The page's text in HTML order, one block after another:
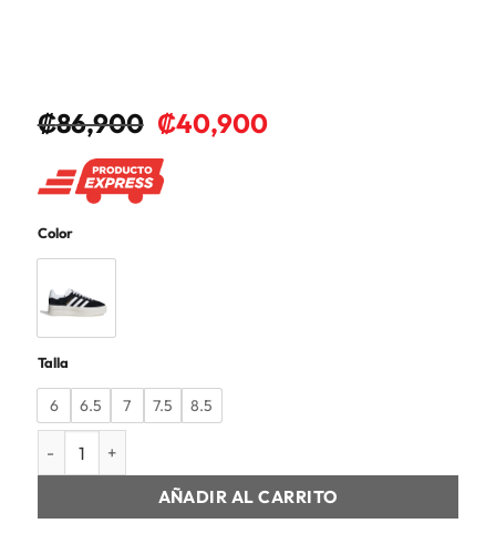
₡86,900 ₡40,900
Color
Talla
6 6.5 7 7.5
8.5
AÑADIR AL CARRITO